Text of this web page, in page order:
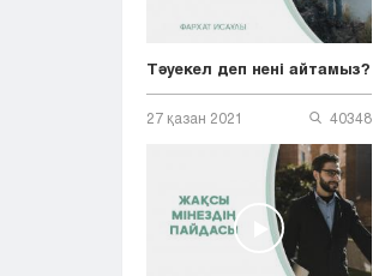
Тәуекел деп нені айтамыз?
27 қазан 2021 40348